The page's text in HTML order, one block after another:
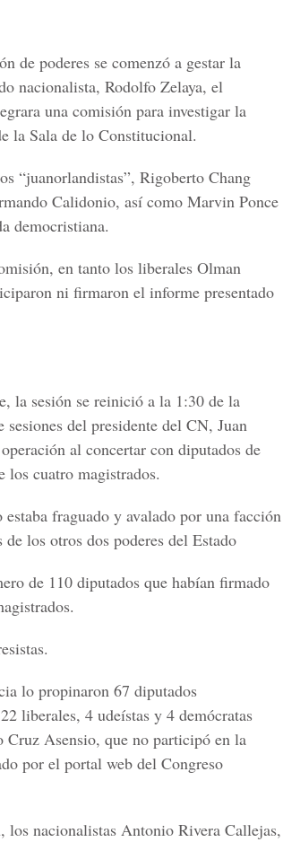
de poderes se comenzó a gestar la
nacionalista, Rodolfo Zelaya, el
una comisión para investigar la
la Sala de lo Constitucional.
“juanorlandistas”, Rigoberto Chang
Calidonio, así como Marvin Ponce
democristiana.
en tanto los liberales Olman
ni firmaron el informe presentado
la sesión se reinició a la 1:30 de la
del presidente del CN, Juan
al concertar con diputados de
los cuatro magistrados.
fraguado y avalado por una facción
los otros dos poderes del Estado
de 110 diputados que habían firmado
lo propinaron 67 diputados
liberales, 4 udeístas y 4 demócratas
Asensio, que no participó en la
por el portal web del Congreso
los nacionalistas Antonio Rivera Callejas,